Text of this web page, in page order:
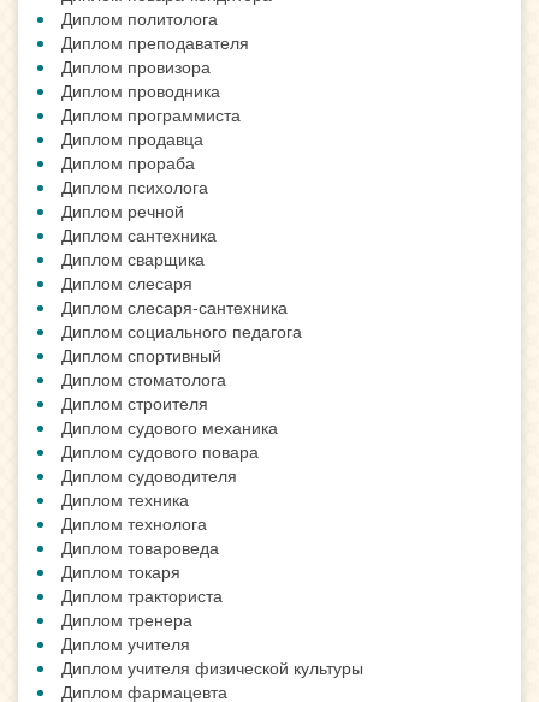
Диплом политолога
Диплом преподавателя
Диплом провизора
Диплом проводника
Диплом программиста
Диплом продавца
Диплом прораба
Диплом психолога
Диплом речной
Диплом сантехника
Диплом сварщика
Диплом слесаря
Диплом слесаря-сантехника
Диплом социального педагога
Диплом спортивный
Диплом стоматолога
Диплом строителя
Диплом судового механика
Диплом судового повара
Диплом судоводителя
Диплом техника
Диплом технолога
Диплом товароведа
Диплом токаря
Диплом тракториста
Диплом тренера
Диплом учителя
Диплом учителя физической культуры
Диплом фармацевта